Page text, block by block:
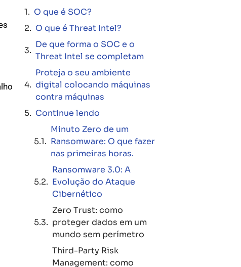
O que é SOC?
O que é Threat Intel?
De que forma o SOC e o
Threat Intel se completam
Proteja o seu ambiente
digital colocando máquinas
contra máquinas
Continue lendo
Minuto Zero de um
Ransomware: O que fazer
nas primeiras horas.
Ransomware 3.0: A
Evolução do Ataque
Cibernético
Zero Trust: como
proteger dados em um
mundo sem perímetro
Third-Party Risk
Management: como